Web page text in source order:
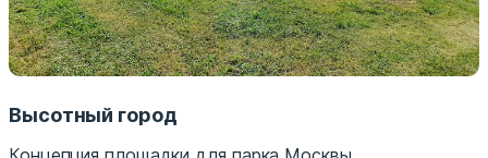
Высотный город